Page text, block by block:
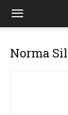
Norma